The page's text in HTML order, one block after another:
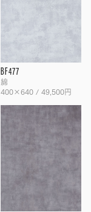
BF477
綿
400×640 / 49,500円